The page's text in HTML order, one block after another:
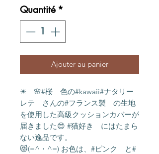
Quantité *
Ajouter au panier
☀ 🌸#桜 色の#kawaii#ナタリー
レテ さんの#フランス製 の生地
を使用した高級クッションカバーが
届きました😍 #猫好き にはたまら
ない逸品です。
😻(=^・^=) お色は、#ピンク と#